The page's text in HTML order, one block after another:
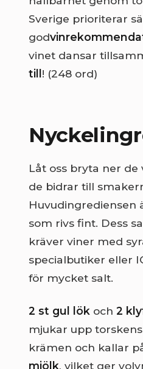
Sverige prioriterar
god
vinet dansar
till ! (248 ord)
Låt oss bryta ner
de bidrar till
Huvudingrediensen
som rivs fint. Dess
kräver viner med
specialbutiker eller
för mycket salt.
2 st gul lök och 2
mjukar upp
krämen och kallar
mjölk, vilket ger